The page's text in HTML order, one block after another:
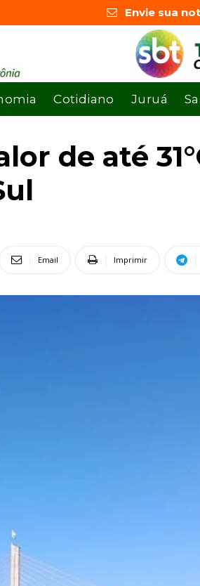
Envie sua
Cotidiano Juruá
de até
Email Imprimir